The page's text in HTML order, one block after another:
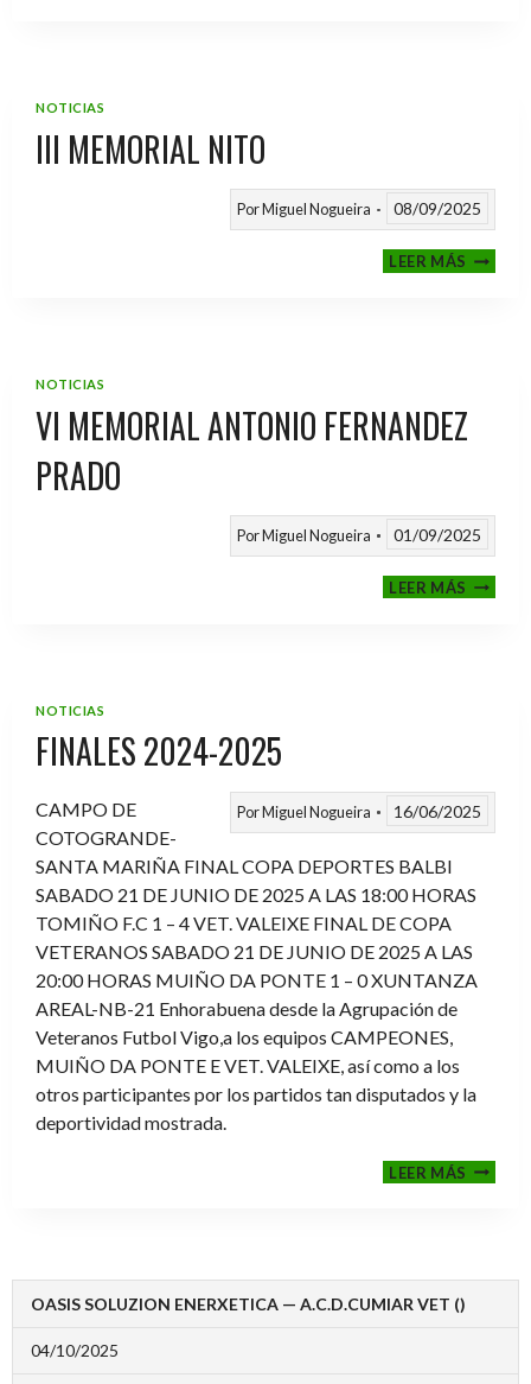
NOTICIAS
III MEMORIAL NITO
PorMiguel Nogueira 08/09/2025
LEER MÁSIII
NOTICIAS
VI MEMORIAL ANTONIO FERNANDEZ
PRADO
PorMiguel Nogueira 01/09/2025
LEER MÁSVI
NOTICIAS
FINALES 2024-2025
PorMiguel Nogueira 16/06/2025
CAMPO DE
COTOGRANDE-
SANTA MARIÑA FINAL COPA DEPORTES BALBI
SABADO 21 DE JUNIO DE 2025 A LAS 18:00 HORAS
TOMIÑO F.C 1 – 4 VET. VALEIXE FINAL DE COPA
VETERANOS SABADO 21 DE JUNIO DE 2025 A LAS
20:00 HORAS MUIÑO DA PONTE 1 – 0 XUNTANZA
AREAL-NB-21 Enhorabuena desde la Agrupación de
Veteranos Futbol Vigo,a los equipos CAMPEONES,
MUIÑO DA PONTE E VET. VALEIXE, así como a los
otros participantes por los partidos tan disputados y la
deportividad mostrada.
LEER MÁS
2024-
OASIS SOLUZION ENERXETICA — A.C.D.CUMIAR VET ()
04/10/2025